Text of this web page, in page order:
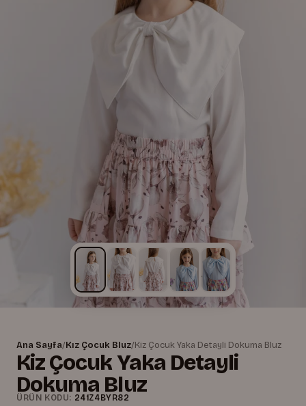
Ana Sayfa/Kız Çocuk Bluz/Kiz Çocuk Yaka Detayli Dokuma Bluz
Kiz Çocuk Yaka Detayli
Dokuma Bluz
ÜRÜN KODU: 241Z4BYR82